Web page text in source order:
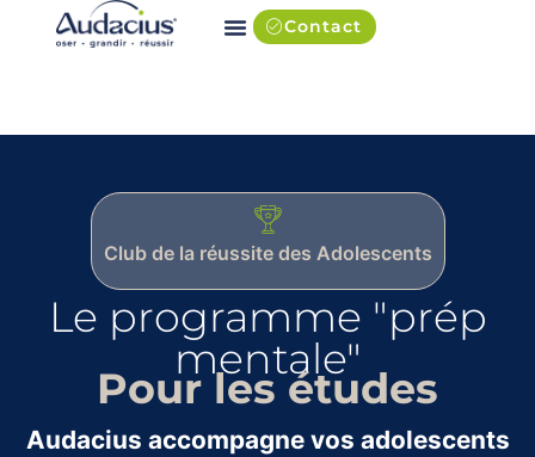
Contact
Club de la réussite des Adolescents
Le programme "prép
mentale"
Pour les études
Audacius accompagne vos adolescents